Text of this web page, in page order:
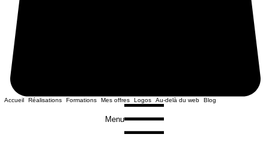
Accueil Réalisations Formations Mes offres Logos Au-delà du web Blog
Menu